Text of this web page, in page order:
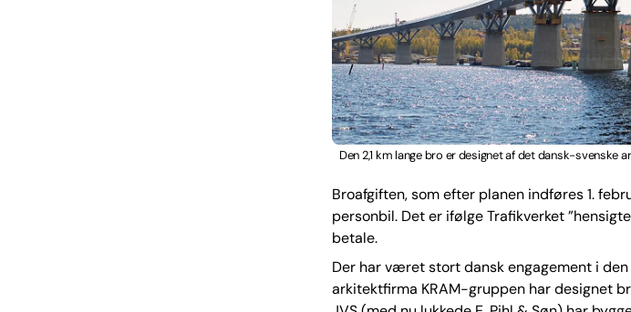
Den 2,1 km lange bro er designet af det dansk-svenske
Broafgiften, som efter planen indføres 1.
personbil. Det er ifølge Trafikverket
betale.
Der har været stort dansk engagement i
arkitektfirma KRAM-gruppen har designet